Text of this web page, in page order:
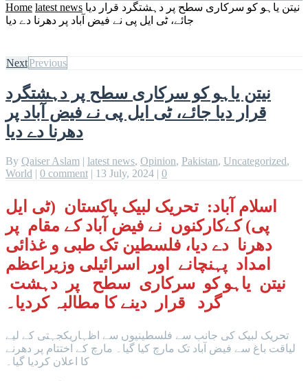
Home latest news نیتن یاہو کو سرکاری سطح پر دہشتگرد قرار دیا
جائے، ٹی ایل پی نے فیض آباد پر دھرنا دے دیا
NextPrevious
نیتن یاہو کو سرکاری سطح پر دہشتگرد
قرار دیا جائے، ٹی ایل پی نے فیض آباد پر
دھرنا دے دیا
By Qaiser Aslam | latest news, Opinion, Pakistan, Uncategorized,
World | 0 comment | 13 July, 2024 | 0
اسلام آباد: تحریک لبیک پاکستان (ٹی ایل
پی) کےکارکنوں نے فیض آباد کے مقام پر
دھرنا دے دیا، فلسطین تک طبی و غذائی
امداد پہنچانے اور اسرائیلی وزیراعظم
نیتن یاہو کو سرکاری سطح پر دہشت
گرد قرار دینے کا مطالبہ کردیا۔
تحریک لبیک کی جانب سے فلسطینیوں سے اظہاریکجہتی کے لیے
لیاقت باغ سے فیض آباد تک مارچ کیا گیا۔ مارچ کے اختتام پر دھرنے
کا اعلان کردیا گیا۔